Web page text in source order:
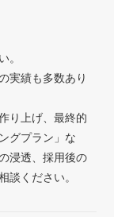
。
実績も多数あり
り上げ、最終的
グプラン」な
浸透、採用後の
談ください。